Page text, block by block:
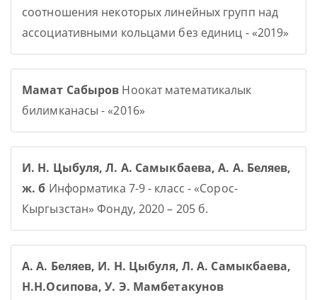
соотношения некоторых линейных групп над
ассоциативными кольцами без единиц - «2019»
Мамат Сабыров Ноокат математикалык
билимканасы - «2016»
И. Н. Цыбуля, Л. А. Самыкбаева, А. А. Беляев,
ж. б Информатика 7-9 - класс - «Сорос-
Кыргызстан» Фонду, 2020 – 205 б.
А. А. Беляев, И. Н. Цыбуля, Л. А. Самыкбаева,
Н.Н.Осипова, У. Э. Мамбетакунов